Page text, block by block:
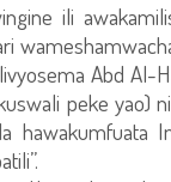
ili
Abd Al-
peke yao)
hawakumfuata